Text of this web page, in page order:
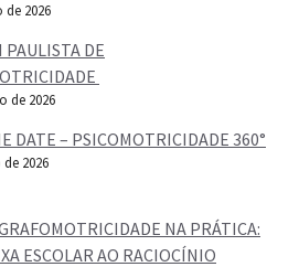
de 2026
PAULISTA DE
de 2026
DATE – PSICOMOTRICIDADE 360°
2026
NA PRÁTICA:
ESCOLAR AO RACIOCÍNIO